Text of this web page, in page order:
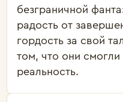
безграничной
радость от
гордость за свой
том, что они
реальность.